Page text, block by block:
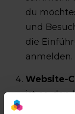
du
und
die
anmelden.
Website-
ist es, den